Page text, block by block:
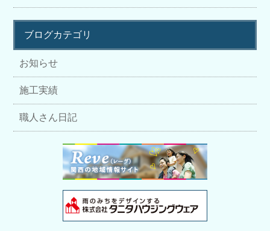
ブログカテゴリ
お知らせ
施工実績
職人さん日記